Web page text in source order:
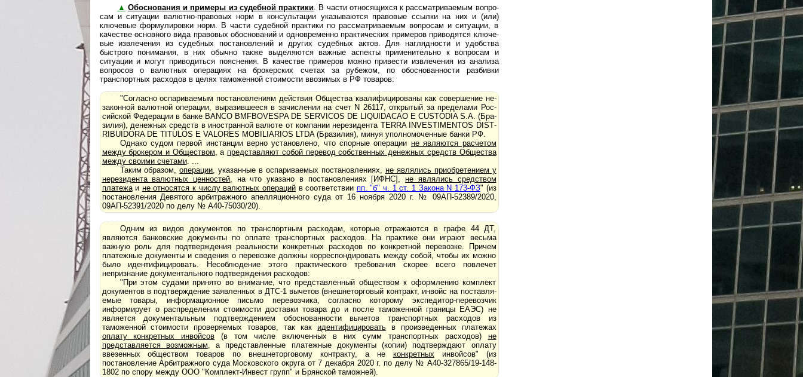
▲ Обоснования и примеры из судебной практики. В части относящихся к рассматриваемым во­п­ро­
сам и ситуации валютно-правовых норм в консультации указываются правовые ссылки на них и (или)
ключевые формулировки норм. В части судебной практики по рассматриваемым во­п­ро­сам и ситуации, в
качестве основного вида правовых обоснований и одновременно практических примеров приводятся клю­че­
вые извлечения из судебных постановлений и других судебных актов. Для наглядности и удобства
быстрого понимания, в них обычно также выделяются важные аспекты применительно к вопросам и
ситуации и могут приводиться пояснения. В качестве примеров можно привести извлечения из анализа
вопросов о валютных операциях на брокерских счетах за рубежом, по обоснованности разбивки
транспортных расходов в целях таможенной стоимости ввозимых в РФ товаров:
"Согласно оспариваемым постановлениям действия Общества квалифицированы как совершение не­
за­кон­ной валютной операции, выразившееся в зачислении на счет N 26117, открытый за пределами Рос­
сий­с­кой Федерации в банке BANCO BMFBOVESPA DE SERVICOS DE LIQUIDACAO E CUSTODIA S.A. (Бра­
зи­лия), денежных средств в иностранной валюте от компании нерезидента TERRA INVESTIMENTOS DIS­T­
RI­BU­I­DO­RA DE TITULOS E VALORES MOBILIARIOS LTDA (Бра­зи­лия), минуя уполномоченные банки РФ.
Однако судом первой инстанции верно установлено, что спорные операции не являются расчетом
между брокером и Обществом , апредставляют собой перевод собственных денежных средств Общества
между своими счетами. ...
Таким образом,операции , указанные в оспариваемых постановлениях, не являлись приобретением у
нерезидента валютных ценностей, на что указано в постановлениях [ИФНС],не являлись средством
платежаи не относятся к числу валютных операцийв соответствии пп. "б" ч. 1 ст. 1 Закона N 173-ФЗ" (из
по­с­та­нов­ле­ния Девятого арбитражного апелляционного суда от 16 ноября 2020 г. № 09АП-52389/2020,
09АП-52391/2020 по делу № А40-75030/20).
Одним из видов документов по транспортным расходам, которые отражаются в графе 44 ДТ,
являются банковские документы по оплате транспортных расходов. На практике они играют весьма
важную роль для подтверждения реальности конкретных расходов по конкретной перевозке. Причем
платежные документы и сведения о перевозке должны корреспондировать между собой, чтобы их можно
было идентифицировать. Несоблюдение этого практического требования скорее всего повлечет
непризнание документального под­т­вер­ж­де­ния расходов:
"При этом судами принято во внимание, что представленный обществом к оформлению комплект
документов в подтверждение заявленных в ДТС-1 вычетов (внешнеторговый контракт, инвойс на по­став­ля­
е­мые товары, информационное письмо перевозчика, согласно которому экспедитор-перевозчик
информирует о распределении стоимости доставки товара до и после таможенной границы ЕАЭС) не
является до­ку­мен­таль­ным подтверждением обоснованности вычетов транспортных расходов из
таможенной стоимости про­ве­ря­е­мых товаров, так как идентифицироватьв произведенных платежах
оплату конкретных инвойсов (в том числе включенных в них сумм транспортных расходов) не
представляется возможным , а представленные платежные документы (копии) подтверждают оплату
ввезенных обществом товаров по внешнеторговому контракту, а не конкретных инвойсов" (из
постановление Арбитражного суда Московского округа от 7 де­каб­ря 2020 г. по делу № А40-327865/19-148-
1802 по спору между ООО "Комплект-Инвест групп" и Брянской таможней).